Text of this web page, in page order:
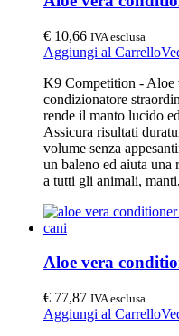
€ 10,66 IVA esclusa
Aggiungi al Carrello
K9 Competition - Aloe
condizionatore
rende il manto lucido
Assicura risultati
volume senza
un baleno ed aiuta una
a tutti gli animali,
Aloe vera
€ 77,87 IVA esclusa
Aggiungi al Carrello